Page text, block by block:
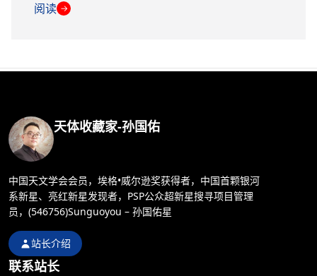
阅读 →
天体收藏家-孙国佑
中国天文学会会员，埃格•威尔逊奖获得者，中国首颗银河
系新星、亮红新星发现者，PSP公众超新星搜寻项目管理
员，(546756)Sunguoyou – 孙国佑星
站长介绍
联系站长